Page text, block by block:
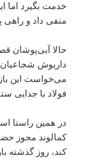
خدمت بگیرد اما
منفی داد و
حالا آبی‌پوشان
داریوش
می‌خواست این
فولاد با جدایی
در همین راستا
کمالوند مجوز
کند، روز گذشته